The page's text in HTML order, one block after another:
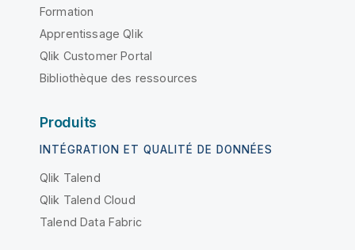
Formation
Apprentissage Qlik
Qlik Customer Portal
Bibliothèque des ressources
Produits
INTÉGRATION ET QUALITÉ DE DONNÉES
Qlik Talend
Qlik Talend Cloud
Talend Data Fabric